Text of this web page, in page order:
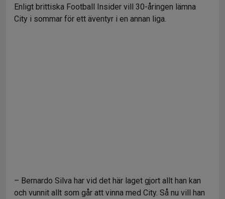
Enligt brittiska Football Insider vill 30-åringen lämna
City i sommar för ett äventyr i en annan liga.
– Bernardo Silva har vid det här laget gjort allt han kan
och vunnit allt som går att vinna med City. Så nu vill han